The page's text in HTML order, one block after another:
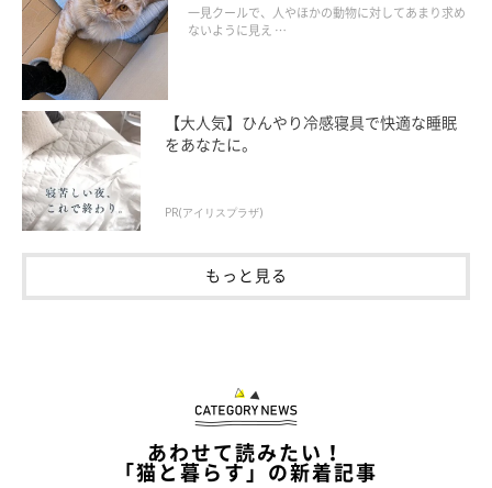
飼い主さんができる安心サポート
一見クールで、人やほかの動物に対してあまり求め
ないように見え …
【大人気】ひんやり冷感寝具で快適な睡眠
をあなたに。
PR(アイリスプラザ)
もっと見る
あわせて読みたい！
「猫と暮らす」の新着記事